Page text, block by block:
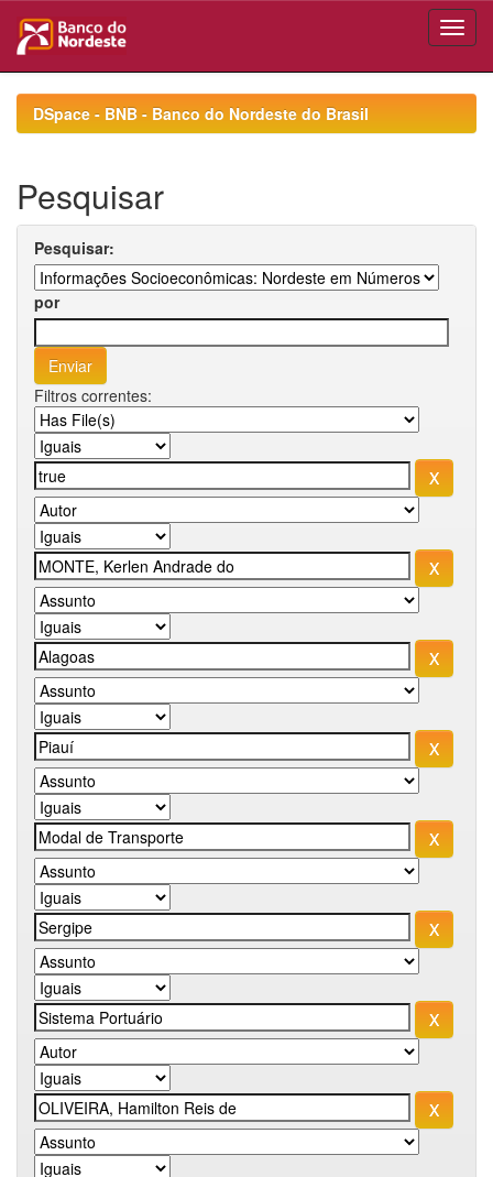
navigationDSpace - BNB - Banco do Nordeste do Brasil
Pesquisar
Pesquisar:
por
Filtros correntes: